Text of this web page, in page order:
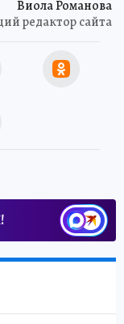
Виола Романова
редактор сайта